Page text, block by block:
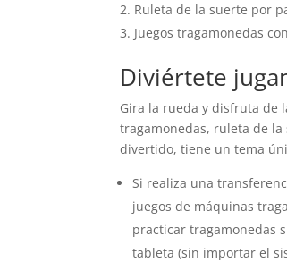
Ruleta de la suerte por
Juegos tragamonedas
Diviértete
Gira la rueda y disfruta de
tragamonedas, ruleta de
divertido, tiene un tema
Si realiza una
juegos de máquinas
practicar tragamonedas
tableta (sin importar el